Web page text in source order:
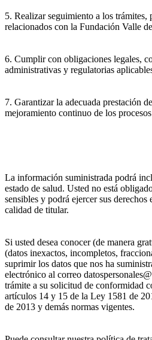
5. Realizar seguimiento a los trámites,
relacionados con la Fundación Valle
6. Cumplir con obligaciones legales,
administrativas y regulatorias
7. Garantizar la adecuada prestación
mejoramiento continuo de los
La información suministrada podrá
estado de salud. Usted no está
sensibles y podrá ejercer sus
calidad de titular.
Si usted desea conocer (de manera
(datos inexactos, incompletos,
suprimir los datos que nos ha
electrónico al correo
trámite a su solicitud de conformidad
artículos 14 y 15 de la Ley 1581 de
de 2013 y demás normas vigentes.